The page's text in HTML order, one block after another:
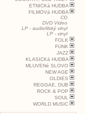
ETNICKá HUDBA
FILMOVá HUDBA
CD
DVD Video
LP - audiofilský vinyl
LP - vinyl
FOLK
FUNK
JAZZ
KLASICKá HUDBA
MLUVENé SLOVO
NEW AGE
OLDIES
REGGAE, DUB
ROCK & POP
SOUL
WORLD MUSIC